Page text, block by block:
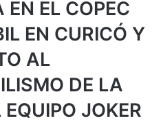
EN EL COPEC
EN CURICÓ Y
AL
DE LA
JOKER